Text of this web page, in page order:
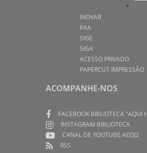
INOVAR
PAA
SIGE
SIGA
ACESSO PRIVADO
PAPERCUT IMPRESSÃO
ACOMPANHE-NOS
FACEBOOK BIBLIOTECA "AQUI
INSTAGRAM BIBLIOTECA
CANAL DE YOUTUBE AEDJ2
RSS